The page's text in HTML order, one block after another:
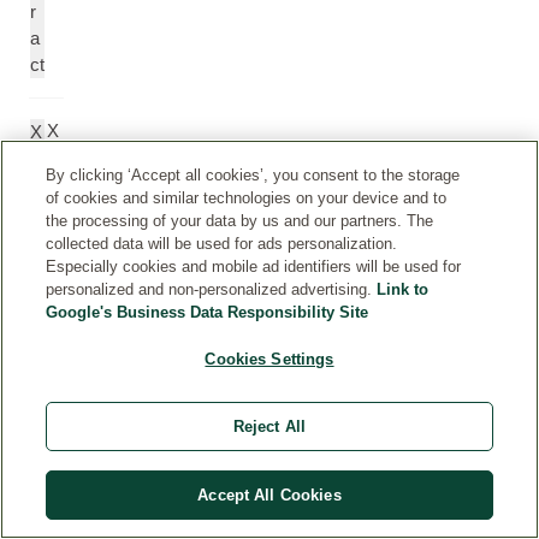
r
a
ct
X X
nt
h
a
n
N
m
By clicking ‘Accept all cookies’, you consent to the storage
of cookies and similar technologies on your device and to
the processing of your data by us and our partners. The
collected data will be used for ads personalization.
Especially cookies and mobile ad identifiers will be used for
personalized and non-personalized advertising. Link to
Google's Business Data Responsibility Site
Cookies Settings
Reject All
Accept All Cookies